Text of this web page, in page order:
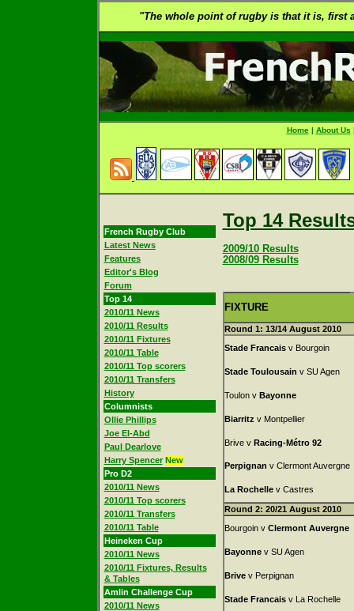
"The whole point of rugby is that it is, first
Home| About Us
French Rugby Club
Latest News
Features
Editor's Blog
Forum
Top 14
2010/11 News
2010/11 Results
2010/11 Fixtures
2010/11 Table
2010/11 Top scorers
2010/11 Transfers
History
Columnists
Ollie Phillips
Joe El-Abd
Paul Dearlove
Harry Spencer New
Pro D2
2010/11 News
2010/11 Top scorers
2010/11 Transfers
2010/11 Table
Heineken Cup
2010/11 News
2010/11 Fixtures, Results
& Tables
Amlin Challenge Cup
2010/11 News
Top 14
2009/10 Results
2008/09 Results
FIXTURE
Round 1: 13/14 August 2010
Stade Francaisv Bourgoin
Stade Toulousain v SU Agen
Toulon v Bayonne
Biarritz v Montpellier
Brive v Racing-Métro 92
Perpignan v Clermont Auvergne
La Rochellev Castres
Round 2: 20/21 August 2010
Bourgoin v Clermont Auvergne
Bayonnev SU Agen
Brivev Perpignan
Stade Francaisv La Rochelle